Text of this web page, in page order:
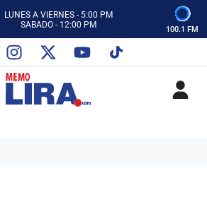
LUNES A VIERNES - 5:00 PM
SABADO - 12:00 PM
CON MEMO LIRA Y SU EQUIPO
LUNES A VIERNES - 5:00 PM
SABADO - 12:00 PM
100.1 FM